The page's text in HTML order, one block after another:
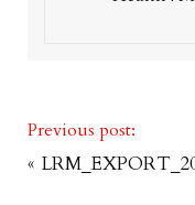
Previous post:
«